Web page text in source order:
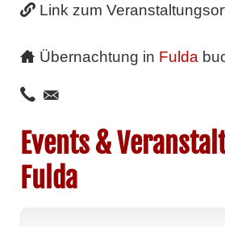
Link zum
Übernachtung in Fulda
Events &
Fulda